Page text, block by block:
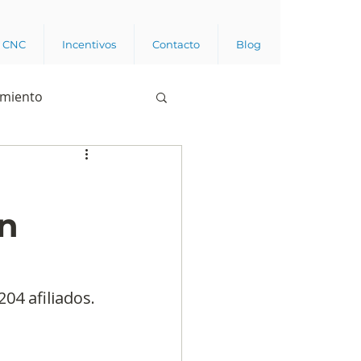
Incentivos Contacto Blog
Business analytics
opinión pública
trabajador
afiliados.